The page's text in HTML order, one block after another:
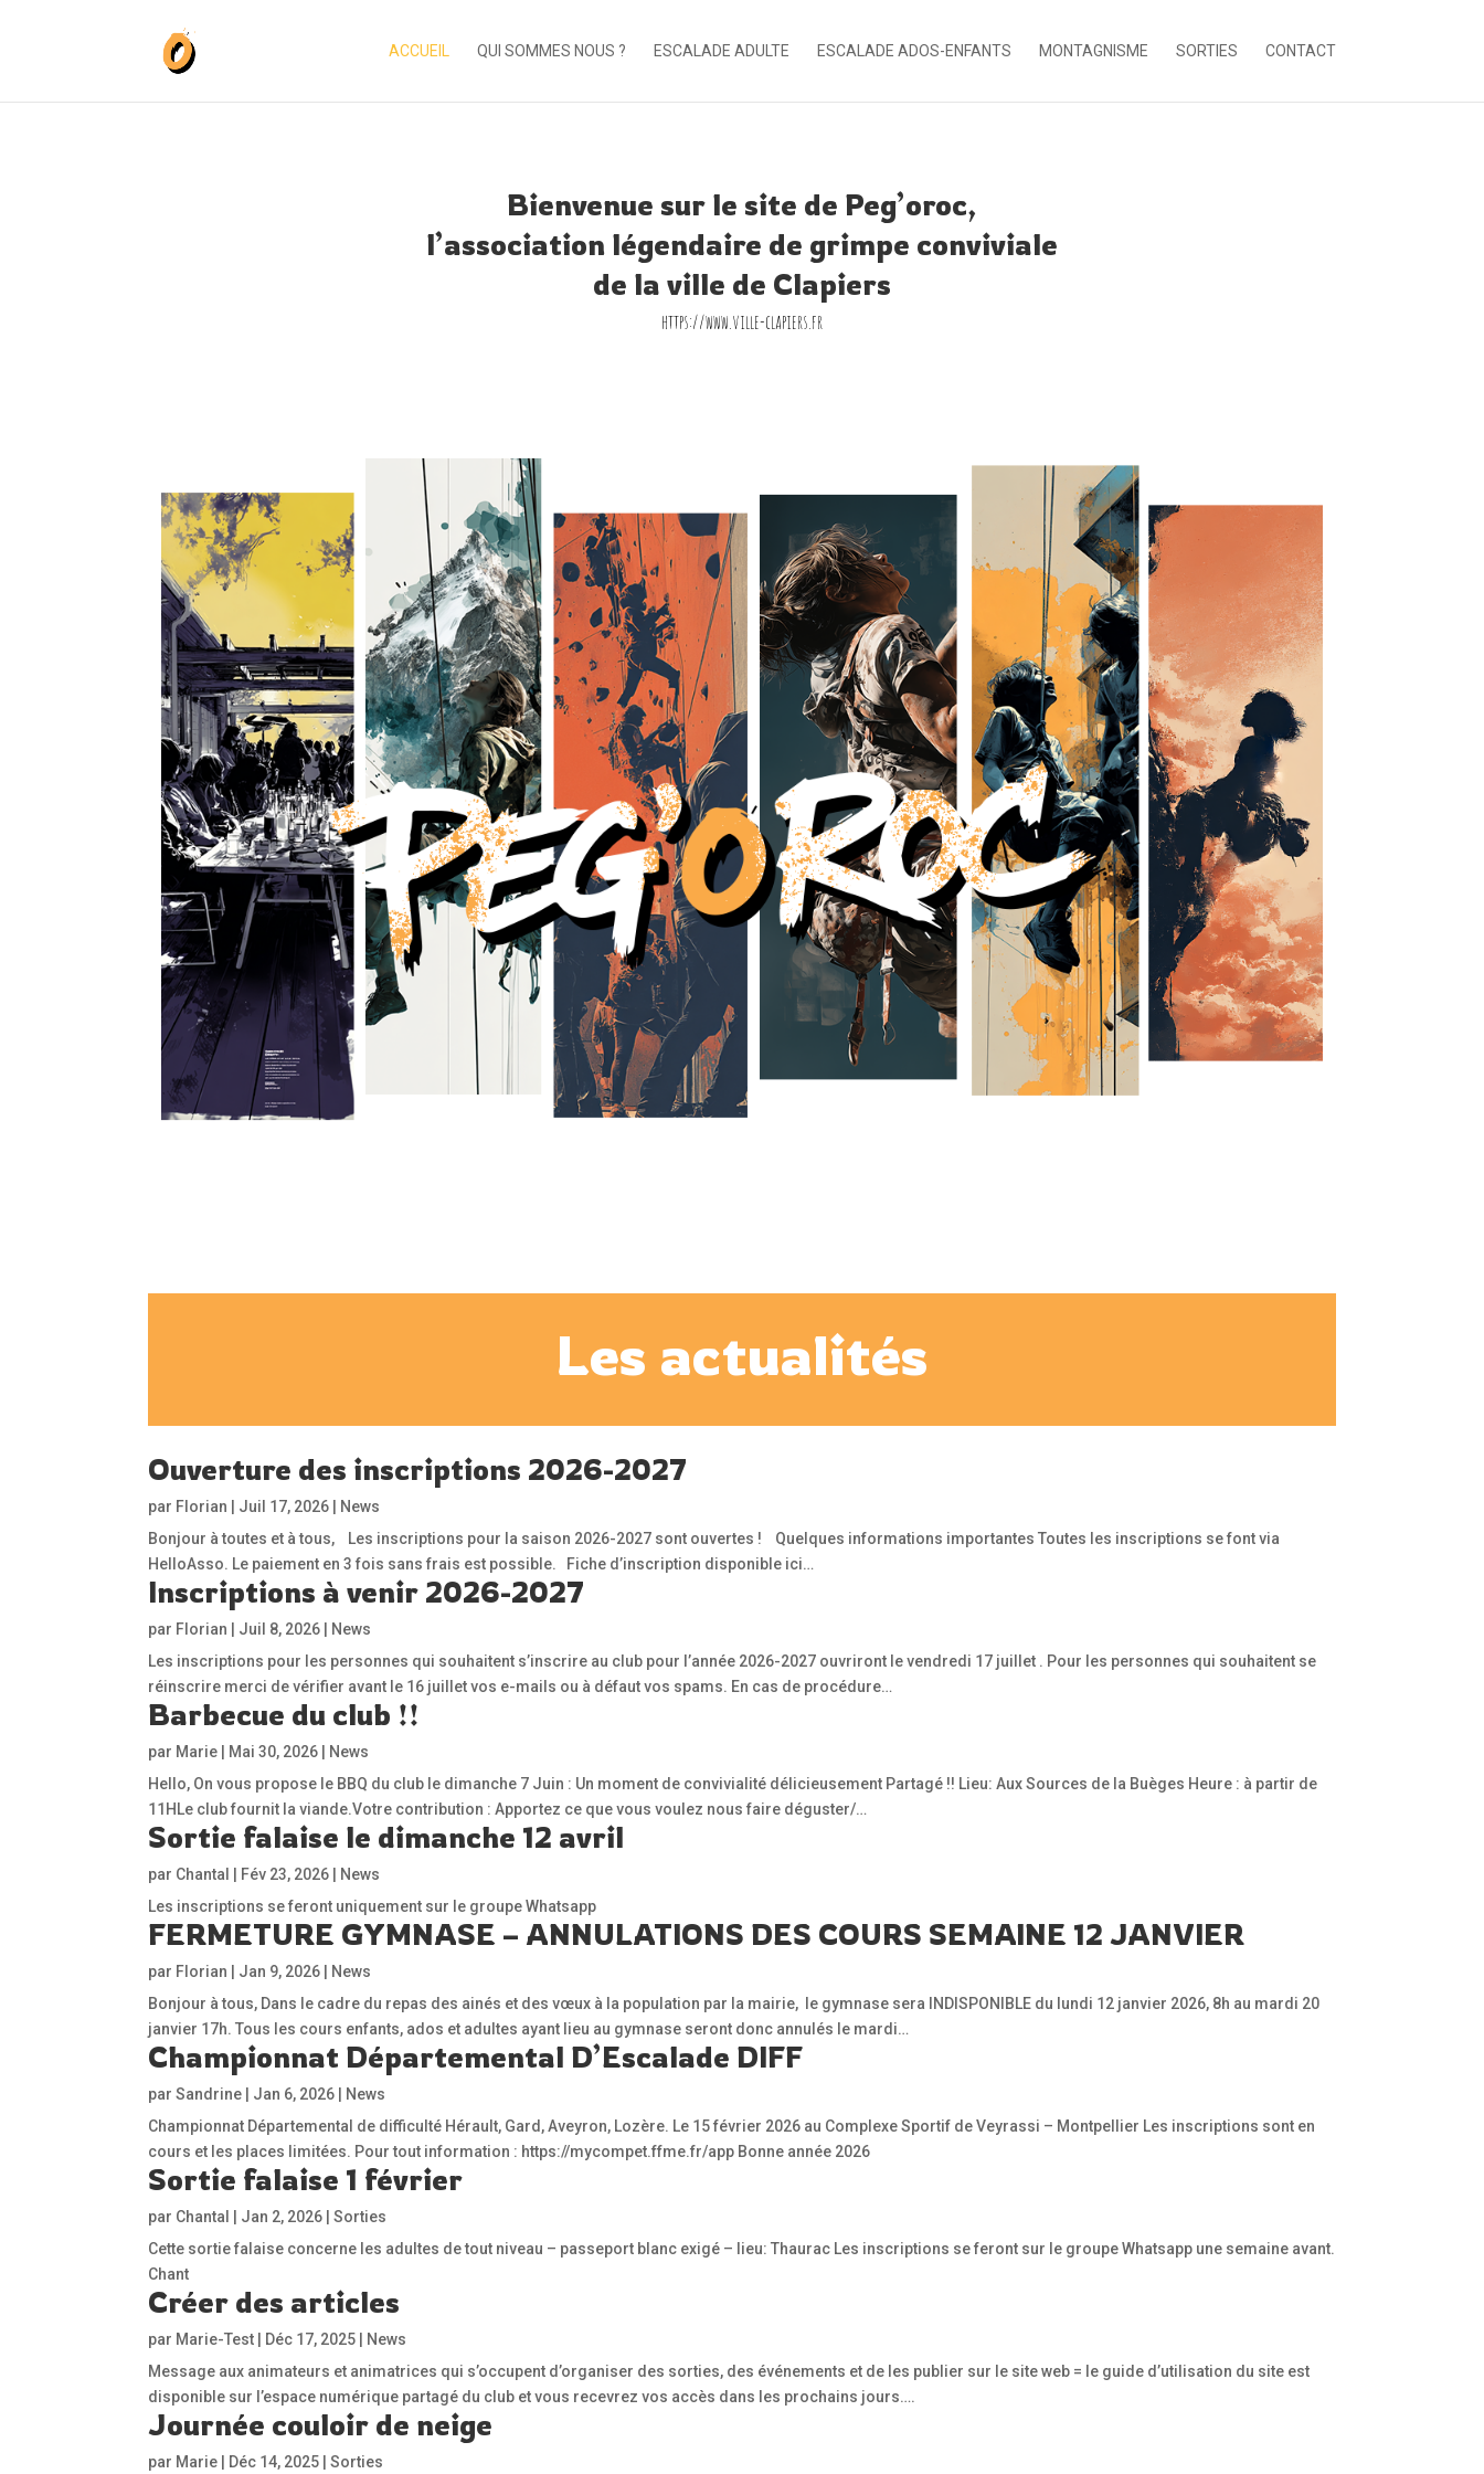
ACCUEIL QUI SOMMES NOUS ? ESCALADE ADULTE ESCALADE ADOS-ENFANTS MONTAGNISME SORTIES CONTACT
Bienvenue sur le site de Peg’oroc,
l’association légendaire de grimpe conviviale
de la ville de Clapiers
https://www.ville-clapiers.fr
Les actualités
Ouverture des inscriptions 2026-2027
par Florian Juil 17, 2026
News
Bonjour à toutes et à tous, Les inscriptions pour la saison 2026-2027 sont ouvertes ! Quelques informations importantes Toutes les inscriptions se font via
HelloAsso. Le paiement en 3 fois sans frais est possible. Fiche d’inscription disponible ici…
Inscriptions à venir 2026-2027
par Florian Juil 8, 2026
News
Les inscriptions pour les personnes qui souhaitent s’inscrire au club pour l’année 2026-2027 ouvriront le vendredi 17 juillet . Pour les personnes qui souhaitent se
réinscrire merci de vérifier avant le 16 juillet vos e-mails ou à défaut vos spams. En cas de procédure…
Barbecue du club !!
par Marie Mai 30, 2026
News
Hello, On vous propose le BBQ du club le dimanche 7 Juin : Un moment de convivialité délicieusement Partagé !! Lieu: Aux Sources de la Buèges Heure : à partir de
11HLe club fournit la viande.Votre contribution : Apportez ce que vous voulez nous faire déguster/…
Sortie falaise le dimanche 12 avril
par Chantal Fév 23, 2026
News
Les inscriptions se feront uniquement sur le groupe Whatsapp
FERMETURE GYMNASE – ANNULATIONS DES COURS SEMAINE 12 JANVIER
par Florian Jan 9, 2026
News
Bonjour à tous, Dans le cadre du repas des ainés et des vœux à la population par la mairie, le gymnase sera INDISPONIBLE du lundi 12 janvier 2026, 8h au mardi 20
janvier 17h. Tous les cours enfants, ados et adultes ayant lieu au gymnase seront donc annulés le mardi…
Championnat Départemental D’Escalade DIFF
parSandrine Jan 6, 2026
News
Championnat Départemental de difficulté Hérault, Gard, Aveyron, Lozère. Le 15 février 2026 au Complexe Sportif de Veyrassi – Montpellier Les inscriptions sont en
cours et les places limitées. Pour tout information : https://mycompet.ffme.fr/app Bonne année 2026
Sortie falaise 1 février
par Chantal Jan 2, 2026 |Sorties
Cette sortie falaise concerne les adultes de tout niveau – passeport blanc exigé – lieu: Thaurac Les inscriptions se feront sur le groupe Whatsapp une semaine avant.
Chant
Créer des articles
par Marie-Test Déc 17, 2025
News
Message aux animateurs et animatrices qui s’occupent d’organiser des sorties, des événements et de les publier sur le site web = le guide d’utilisation du site est
disponible sur l’espace numérique partagé du club et vous recevrez vos accès dans les prochains jours….
Journée couloir de neige
par Marie Déc 14, 2025 |Sorties